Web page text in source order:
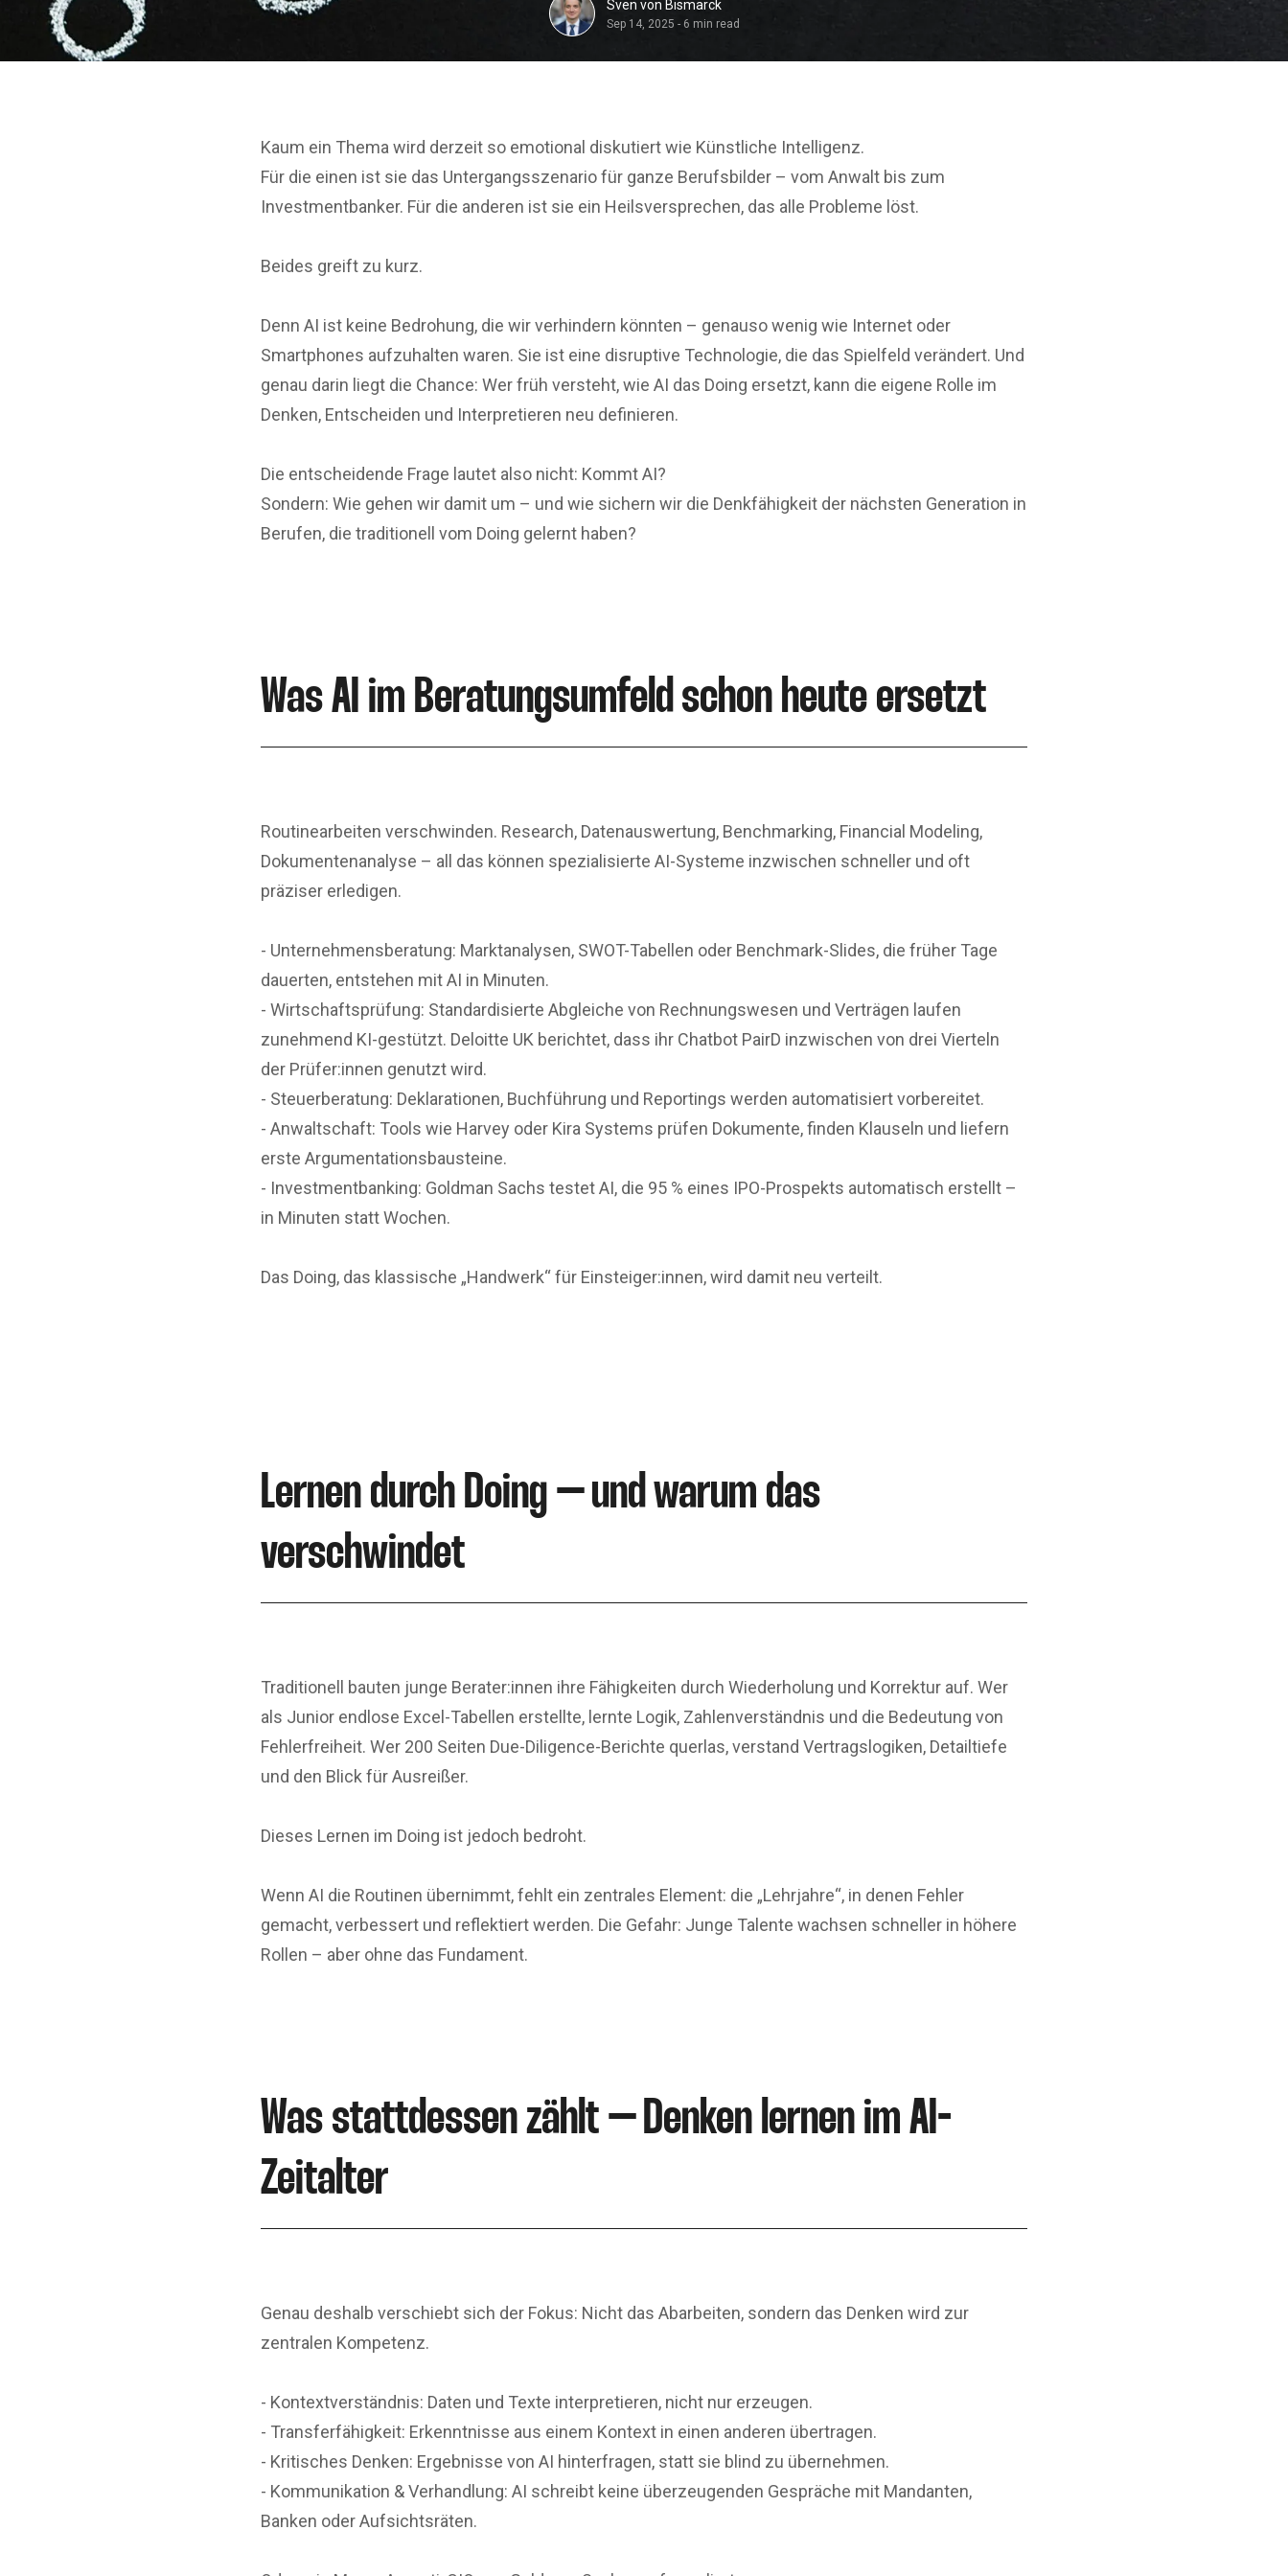
Sven von Bismarck
Sep 14, 2025 - 6 min read
Kaum ein Thema wird derzeit so emotional diskutiert wie Künstliche Intelligenz.
Für die einen ist sie das Untergangsszenario für ganze Berufsbilder – vom Anwalt bis zum
Investmentbanker. Für die anderen ist sie ein Heilsversprechen, das alle Probleme löst.
Beides greift zu kurz.
Denn AI ist keine Bedrohung, die wir verhindern könnten – genauso wenig wie Internet oder
Smartphones aufzuhalten waren. Sie ist eine disruptive Technologie, die das Spielfeld verändert. Und
genau darin liegt die Chance: Wer früh versteht, wie AI das Doing ersetzt, kann die eigene Rolle im
Denken, Entscheiden und Interpretieren neu definieren.
Die entscheidende Frage lautet also nicht: Kommt AI?
Sondern: Wie gehen wir damit um – und wie sichern wir die Denkfähigkeit der nächsten Generation in
Berufen, die traditionell vom Doing gelernt haben?
Was AI im Beratungsumfeld schon heute ersetzt
Routinearbeiten verschwinden. Research, Datenauswertung, Benchmarking, Financial Modeling,
Dokumentenanalyse – all das können spezialisierte AI-Systeme inzwischen schneller und oft
präziser erledigen.
- Unternehmensberatung: Marktanalysen, SWOT-Tabellen oder Benchmark-Slides, die früher Tage
dauerten, entstehen mit AI in Minuten.
- Wirtschaftsprüfung: Standardisierte Abgleiche von Rechnungswesen und Verträgen laufen
zunehmend KI-gestützt. Deloitte UK berichtet, dass ihr Chatbot PairD inzwischen von drei Vierteln
der Prüfer:innen genutzt wird.
- Steuerberatung: Deklarationen, Buchführung und Reportings werden automatisiert vorbereitet.
- Anwaltschaft: Tools wie Harvey oder Kira Systems prüfen Dokumente, finden Klauseln und liefern
erste Argumentationsbausteine.
- Investmentbanking: Goldman Sachs testet AI, die 95 % eines IPO-Prospekts automatisch erstellt –
in Minuten statt Wochen.
Das Doing, das klassische „Handwerk“ für Einsteiger:innen, wird damit neu verteilt.
Lernen durch Doing – und warum das
verschwindet
Traditionell bauten junge Berater:innen ihre Fähigkeiten durch Wiederholung und Korrektur auf. Wer
als Junior endlose Excel-Tabellen erstellte, lernte Logik, Zahlenverständnis und die Bedeutung von
Fehlerfreiheit. Wer 200 Seiten Due-Diligence-Berichte querlas, verstand Vertragslogiken, Detailtiefe
und den Blick für Ausreißer.
Dieses Lernen im Doing ist jedoch bedroht.
Wenn AI die Routinen übernimmt, fehlt ein zentrales Element: die „Lehrjahre“, in denen Fehler
gemacht, verbessert und reflektiert werden. Die Gefahr: Junge Talente wachsen schneller in höhere
Rollen – aber ohne das Fundament.
Was stattdessen zählt – Denken lernen im AI-
Zeitalter
Genau deshalb verschiebt sich der Fokus: Nicht das Abarbeiten, sondern das Denken wird zur
zentralen Kompetenz.
- Kontextverständnis: Daten und Texte interpretieren, nicht nur erzeugen.
- Transferfähigkeit: Erkenntnisse aus einem Kontext in einen anderen übertragen.
- Kritisches Denken: Ergebnisse von AI hinterfragen, statt sie blind zu übernehmen.
- Kommunikation & Verhandlung: AI schreibt keine überzeugenden Gespräche mit Mandanten,
Banken oder Aufsichtsräten.